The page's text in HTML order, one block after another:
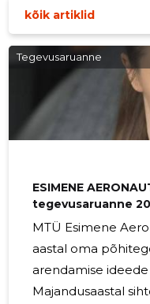
kõik artiklid
Tegevusaruanne
ESIMENE
tegevusaruanne
MTÜ Esimene
aastal oma
arendamise ideede
Majandusaastal